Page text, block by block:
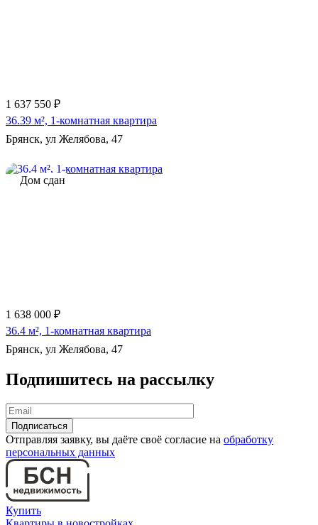
1 637 550 ₽
36.39 м², 1-комнатная квартира
Брянск, ул Желябова, 47
Дом сдан
1 638 000 ₽
36.4 м², 1-комнатная квартира
Брянск, ул Желябова, 47
Подпишитесь на рассылку
Отправляя заявку, вы даёте своё согласие на обработку
персональных данных
Купить